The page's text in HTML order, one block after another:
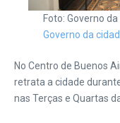
Foto: Governo
Governo da
No Centro de Buenos
retrata a cidade
nas Terças e Quartas